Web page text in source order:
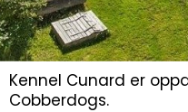
Kennel Cunard er
Cobberdogs.